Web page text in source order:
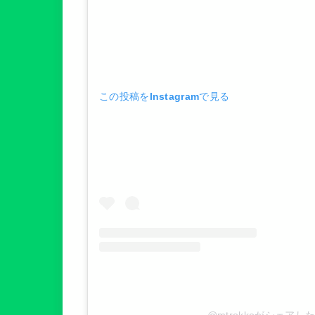
この投稿をInstagramで見る